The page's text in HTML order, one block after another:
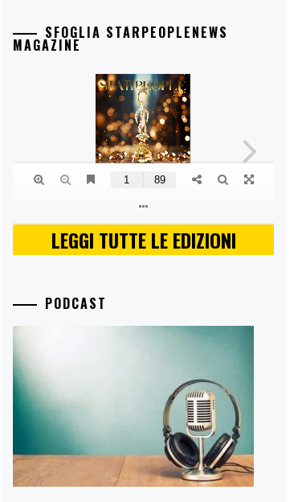
SFOGLIA STARPEOPLENEWS
MAGAZINE
LEGGI TUTTE LE EDIZIONI
PODCAST